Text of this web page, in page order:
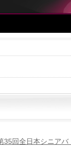
35回全日本シニア